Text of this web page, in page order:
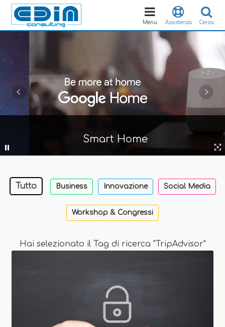
Cerca
Assistenza
Toggle
navigation
Menu
Smart Home
Tutto Business Innovazione Social Media
Workshop & Congressi
Hai selezionato il Tag di ricerca "TripAdvisor"